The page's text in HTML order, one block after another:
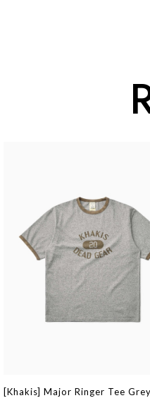
[Khakis] Major Ringer Tee